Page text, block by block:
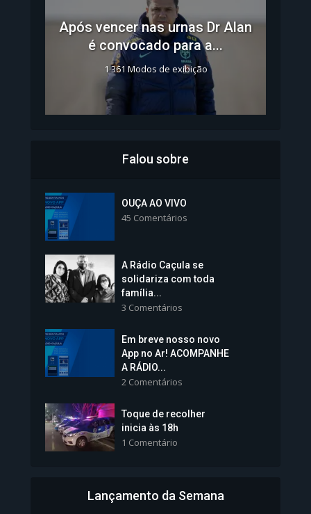
Após vencer nas urnas Dr Alan
é convocado para a...
1.361 Modos de exibição
Colégios da Polícia...
Vice-Prefeita Sheila Lemos
tomará posse nesta...
1.101 Modos de exibição
Bahia inicia emissão da
Falou sobre
OUÇA AO VIVO
45 Comentários
A Rádio Caçula se
solidariza com toda
família...
3 Comentários
Em breve nosso novo
App no Ar! ACOMPANHE
A RÁDIO...
2 Comentários
Toque de recolher
inicia às 18h
1 Comentário
Lançamento da Semana